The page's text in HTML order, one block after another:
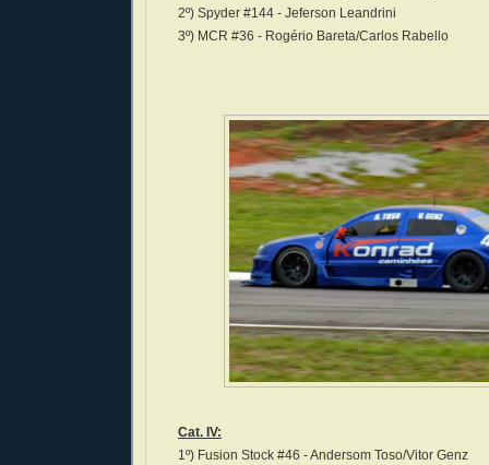
2º) Spyder #144 - Jeferson Leandrini
3º) MCR #36 - Rogério Bareta/Carlos Rabello
Cat. IV:
1º) Fusion Stock #46 - Andersom Toso/Vitor Genz